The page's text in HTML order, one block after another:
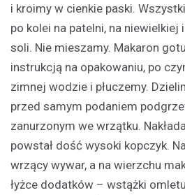
i kroimy w cienkie paski.
po kolei na patelni, na
soli. Nie mieszamy. Makaron
instrukcją na opakowaniu, po
zimnej wodzie i płuczemy.
przed samym podaniem
zanurzonym we wrzątku.
powstał dość wysoki kopczyk.
wrzący wywar, a na wierzchu
łyżce dodatków – wstążki